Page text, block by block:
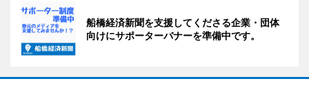
船橋経済新聞を支援してくださる企業・団体
向けにサポーターバナーを準備中です。